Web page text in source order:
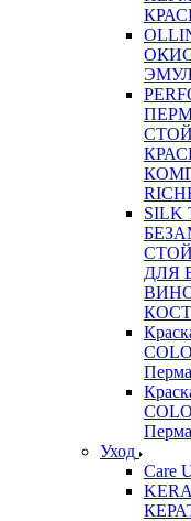
SILK
ДЛЯ
Уход
Care